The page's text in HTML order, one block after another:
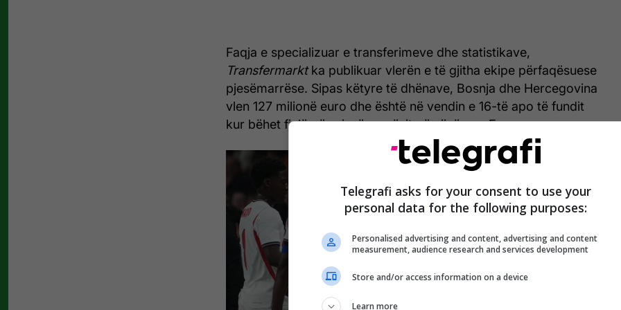
Faqja e specializuar e transferimeve dhe statistikave,
Transfermarktka publikuar vlerën e të gjitha ekipe përfaqësuese
pjesëmarrëse. Sipas këtyre të dhënave, Bosnja dhe Hercegovina
vlen 127 milionë euro dhe është në vendin e 16-të apo të fundit
kur bëhet fjalë për pjesëmarrësit që vijnë nga Evropa.
Telegrafi asks for your consent to use your
personal data for the following purposes:
Personalised advertising and content, advertising and content
measurement, audience research and services development
Store and/or access information on a device
Learn more